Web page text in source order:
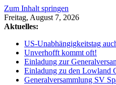
Zum Inhalt springen
Freitag, August 7, 2026
Aktuelles:
US-Unabhängigkeitstag
Unverhofft kommt oft!
Einladung zur
Einladung zu den Lowland
Generalversammlung SV